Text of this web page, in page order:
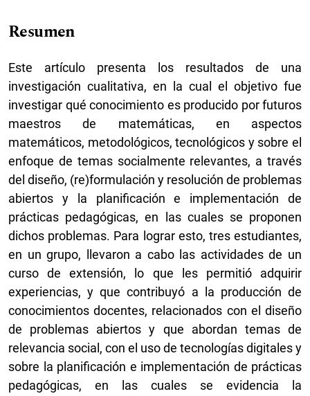
Resumen
Este artículo presenta los resultados de una
investigación cualitativa, en la cual el objetivo fue
investigar qué conocimiento es producido por futuros
maestros de matemáticas, en aspectos
matemáticos, metodológicos, tecnológicos y sobre el
enfoque de temas socialmente relevantes, a través
del diseño, (re)formulación y resolución de problemas
abiertos y la planificación e implementación de
prácticas pedagógicas, en las cuales se proponen
dichos problemas. Para lograr esto, tres estudiantes,
en un grupo, llevaron a cabo las actividades de un
curso de extensión, lo que les permitió adquirir
experiencias, y que contribuyó a la producción de
conocimientos docentes, relacionados con el diseño
de problemas abiertos y que abordan temas de
relevancia social, con el uso de tecnologías digitales y
sobre la planificación e implementación de prácticas
pedagógicas, en las cuales se evidencia la